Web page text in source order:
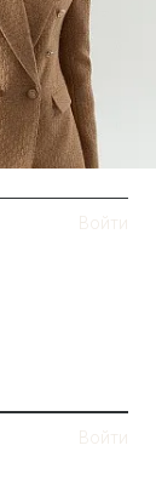
Войти
Войти